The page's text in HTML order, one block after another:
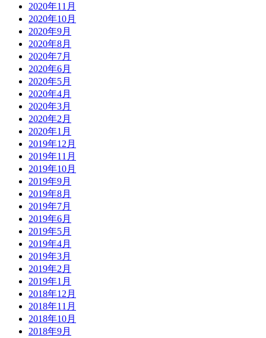
2020年11月
2020年10月
2020年9月
2020年8月
2020年7月
2020年6月
2020年5月
2020年4月
2020年3月
2020年2月
2020年1月
2019年12月
2019年11月
2019年10月
2019年9月
2019年8月
2019年7月
2019年6月
2019年5月
2019年4月
2019年3月
2019年2月
2019年1月
2018年12月
2018年11月
2018年10月
2018年9月